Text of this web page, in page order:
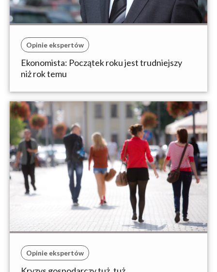
Opinie ekspertów
Ekonomista: Początek roku jest trudniejszy
niż rok temu
Opinie ekspertów